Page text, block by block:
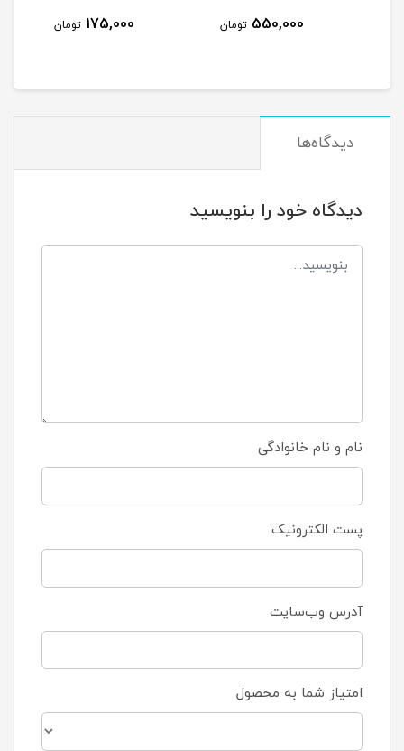
550,000 تومان 175,000 تومان
دیدگاه‌ها
دیدگاه خود را بنویسید
نام و نام خانوادگی
پست الکترونیک
آدرس وب‌سایت
امتیاز شما به محصول